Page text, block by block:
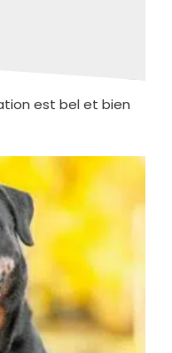
est bel et bien